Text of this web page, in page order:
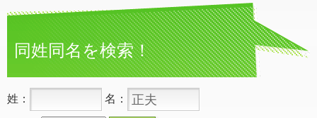
同姓同名を検索！
姓： 名：